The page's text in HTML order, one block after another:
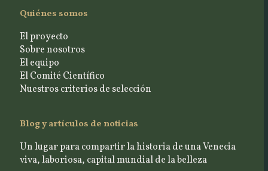
Quiénes somos
El proyecto
Sobre nosotros
El equipo
El Comité Científico
Nuestros criterios de selección
Blog y artículos de noticias
Un lugar para compartir la historia de una Venecia
viva, laboriosa, capital mundial de la belleza